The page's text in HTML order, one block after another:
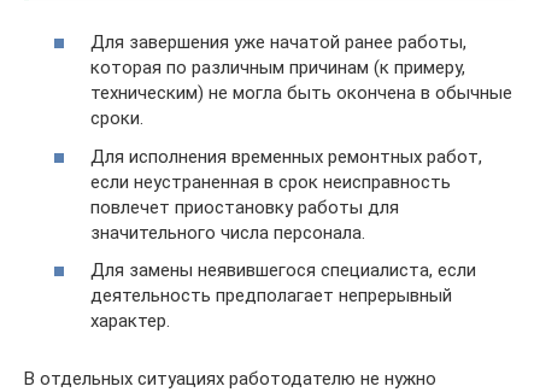
Для завершения уже начатой ранее работы,
которая по различным причинам (к примеру,
техническим) не могла быть окончена в обычные
сроки.
Для исполнения временных ремонтных работ,
если неустраненная в срок неисправность
повлечет приостановку работы для
значительного числа персонала.
Для замены неявившегося специалиста, если
деятельность предполагает непрерывный
характер.
В отдельных ситуациях работодателю не нужно